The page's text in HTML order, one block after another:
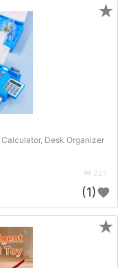
Desk Organizer
221
(1)
★
★